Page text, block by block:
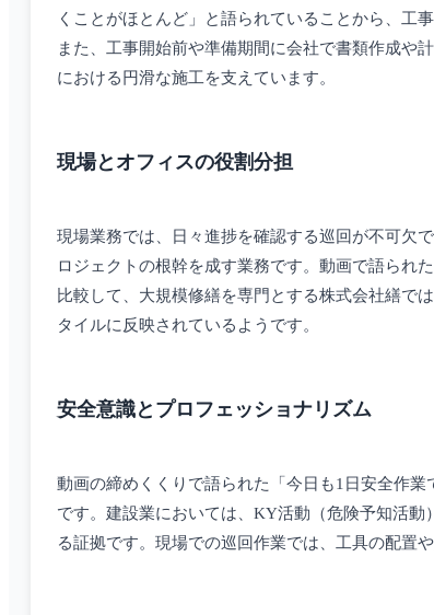
くことがほとんど」と語られていることから、工
また、工事開始前や準備期間に会社で書類作成や
における円滑な施工を支えています。
現場とオフィスの役割分担
現場業務では、日々進捗を確認する巡回が不可欠
ロジェクトの根幹を成す業務です。動画で語られ
比較して、大規模修繕を専門とする株式会社繕で
タイルに反映されているようです。
安全意識とプロフェッショナリズム
動画の締めくくりで語られた「今日も1日安全作
です。建設業においては、KY活動（危険予知活
る証拠です。現場での巡回作業では、工具の配置